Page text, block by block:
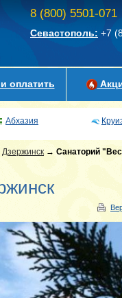
8 (800) 5501-071
Севастополь: +7
оплатить
Абхазия
Дзержинск→ Санаторий